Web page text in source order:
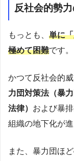
反社会的勢
もっとも、 単に
極めて困難です。
かつて反社会的
力団対策法（暴
法律） および暴
組織の地下化が
また、暴力団ほ